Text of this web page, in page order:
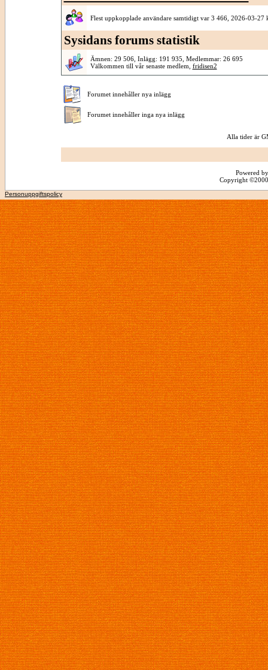
Flest uppkopplade användare samtidigt var 3 466, 2026-03-27
Sysidans forums statistik
Ämnen: 29 506, Inlägg: 191 935, Medlemmar: 26 695
Välkommen till vår senaste medlem, fridisen2
Forumet innehåller nya inlägg
Forumet innehåller inga nya inlägg
Alla tider är
Powered
Copyright
Personuppgiftspolicy